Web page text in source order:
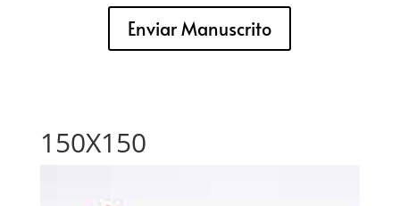
Enviar Manuscrito
150X150